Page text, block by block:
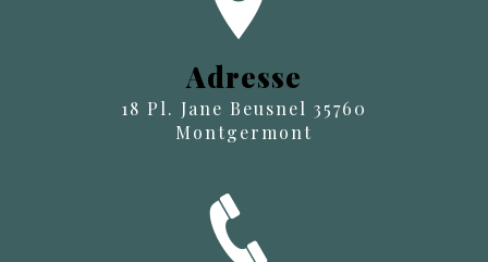
Adresse
18 Pl. Jane Beusnel 35760
Montgermont